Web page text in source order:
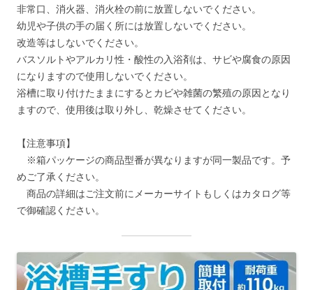
非常口、消火器、消火栓の前に放置しないでください。
幼児や子供の手の届く所には放置しないでください。
改造等はしないでください。
バスソルトやアルカリ性・酸性の入浴剤は、サビや腐食の原因
になりますので使用しないでください。
浴槽に取り付けたままにするとカビや雑菌の繁殖の原因となり
ますので、使用後は取り外し、乾燥させてください。
【注意事項】
※箱パッケージの商品型番が異なりますが同一製品です。予
めご了承ください。
商品の詳細はご注文前にメーカーサイトもしくはカタログ等
で御確認ください。